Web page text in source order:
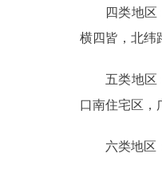
四类地区：
横四皆，北纬
五类地区：
口南住宅区，
六类地区：